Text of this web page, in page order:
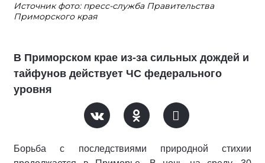
Источник фото: пресс-служба Правительства
Приморского края
В Приморском крае из-за сильных дождей и
тайфунов действует ЧС федерального
уровня
Борьба с последствиями природной стихии